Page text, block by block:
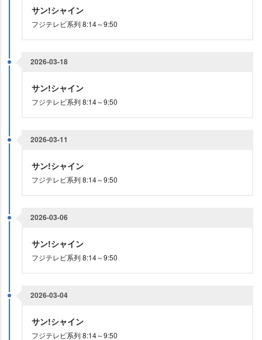
サン!シャイン
フジテレビ系列 8:14～9:50
2026-03-18
サン!シャイン
フジテレビ系列 8:14～9:50
2026-03-11
サン!シャイン
フジテレビ系列 8:14～9:50
2026-03-06
サン!シャイン
フジテレビ系列 8:14～9:50
2026-03-04
サン!シャイン
フジテレビ系列 8:14～9:50